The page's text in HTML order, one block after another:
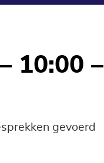
10:00 –
gevoerd